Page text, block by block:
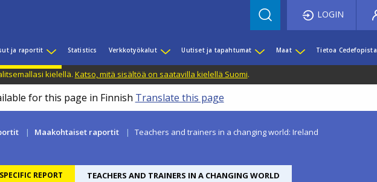
LOGIN
ja raportit Statistics Verkkotyökalut Uutiset ja tapahtumat Maat Tietoa Cedefopista
kielellä. Katso, mitä sisältöä on saatavilla kielellä Suomi.
for this page in Finnish Translate this page
Maakohtaiset raportit Teachers and trainers in a changing world: Ireland
REPORT TEACHERS AND TRAINERS IN A CHANGING WORLD